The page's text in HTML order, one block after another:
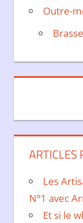
Outre-
ARTICLES
Les
N°1 avec
Et si le